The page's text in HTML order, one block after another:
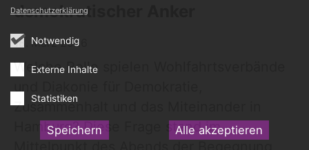
Notwendig
Externe Inhalte
Statistiken
Speichern Alle akzeptieren
Datenschutzerklärung
demokratischer Anker
18. März 2026
Welche Rolle spielen Wohlfahrtsverbände
Zusammenhalt und das Miteinander in
Hamburg? Diese Frage stand im